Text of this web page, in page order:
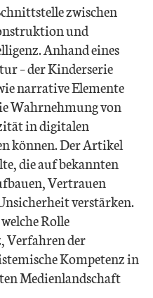
zwischen
und
Anhand eines
– der Kinderserie
narrative Elemente
Wahrnehmung von
in digitalen
können. Der Artikel
die auf bekannten
Vertrauen
verstärken.
Rolle
Verfahren der
Kompetenz in
Medienlandschaft